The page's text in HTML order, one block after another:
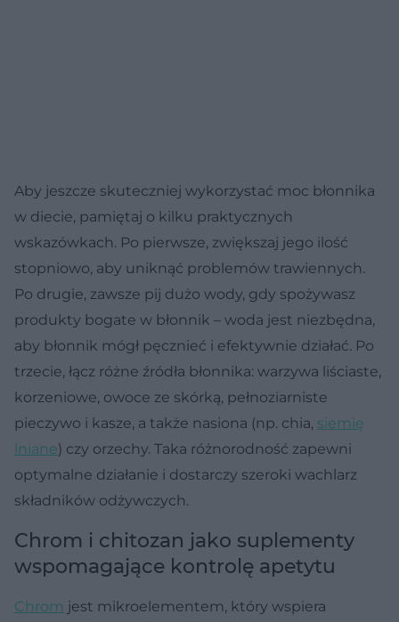
Aby jeszcze skuteczniej wykorzystać moc błonnika
w diecie, pamiętaj o kilku praktycznych
wskazówkach. Po pierwsze, zwiększaj jego ilość
stopniowo, aby uniknąć problemów trawiennych.
Po drugie, zawsze pij dużo wody, gdy spożywasz
produkty bogate w błonnik – woda jest niezbędna,
aby błonnik mógł pęcznieć i efektywnie działać. Po
trzecie, łącz różne źródła błonnika: warzywa liściaste,
korzeniowe, owoce ze skórką, pełnoziarniste
pieczywo i kasze, a także nasiona (np. chia, siemię
lniane) czy orzechy. Taka różnorodność zapewni
optymalne działanie i dostarczy szeroki wachlarz
składników odżywczych.
Chrom i chitozan jako suplementy
wspomagające kontrolę apetytu
Chrom jest mikroelementem, który wspiera